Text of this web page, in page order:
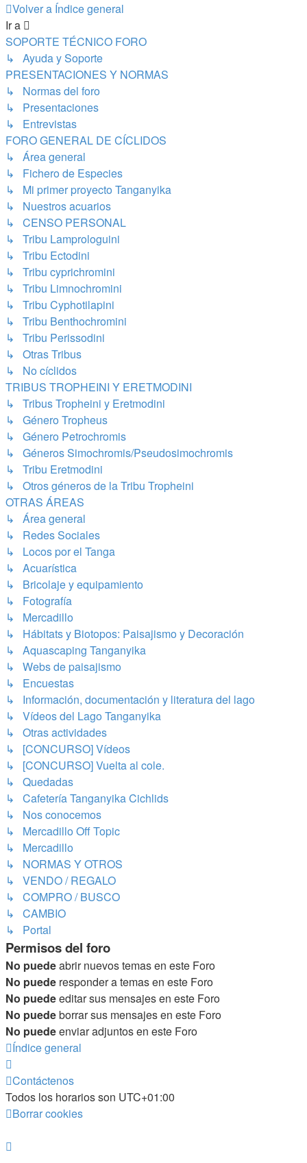
Volver a Índice general
Ir a
SOPORTE TÉCNICO FORO
↳ Ayuda y Soporte
PRESENTACIONES Y NORMAS
↳ Normas del foro
↳ Presentaciones
↳ Entrevistas
FORO GENERAL DE CÍCLIDOS
↳ Área general
↳ Fichero de Especies
↳ Mi primer proyecto Tanganyika
↳ Nuestros acuarios
↳ CENSO PERSONAL
↳ Tribu Lamprologuini
↳ Tribu Ectodini
↳ Tribu cyprichromini
↳ Tribu Limnochromini
↳ Tribu Cyphotilapini
↳ Tribu Benthochromini
↳ Tribu Perissodini
↳ Otras Tribus
↳ No cíclidos
TRIBUS TROPHEINI Y ERETMODINI
↳ Tribus Tropheini y Eretmodini
↳ Género Tropheus
↳ Género Petrochromis
↳ Géneros Simochromis/Pseudosimochromis
↳ Tribu Eretmodini
↳ Otros géneros de la Tribu Tropheini
OTRAS ÁREAS
↳ Área general
↳ Redes Sociales
↳ Locos por el Tanga
↳ Acuarística
↳ Bricolaje y equipamiento
↳ Fotografía
↳ Mercadillo
↳ Hábitats y Biotopos: Paisajismo y Decoración
↳ Aquascaping Tanganyika
↳ Webs de paisajismo
↳ Encuestas
↳ Información, documentación y literatura del lago
↳ Vídeos del Lago Tanganyika
↳ Otras actividades
↳ [CONCURSO] Vídeos
↳ [CONCURSO] Vuelta al cole.
↳ Quedadas
↳ Cafetería Tanganyika Cichlids
↳ Nos conocemos
↳ Mercadillo Off Topic
↳ Mercadillo
↳ NORMAS Y OTROS
↳ VENDO / REGALO
↳ COMPRO / BUSCO
↳ CAMBIO
↳ Portal
Permisos del foro
No puedeabrir nuevos temas en este Foro
No puede responder a temas en este Foro
No puedeeditar sus mensajes en este Foro
No puedeborrar sus mensajes en este Foro
No puedeenviar adjuntos en este Foro
Índice general
Contáctenos
Todos los horarios son UTC+01:00
Borrar cookies